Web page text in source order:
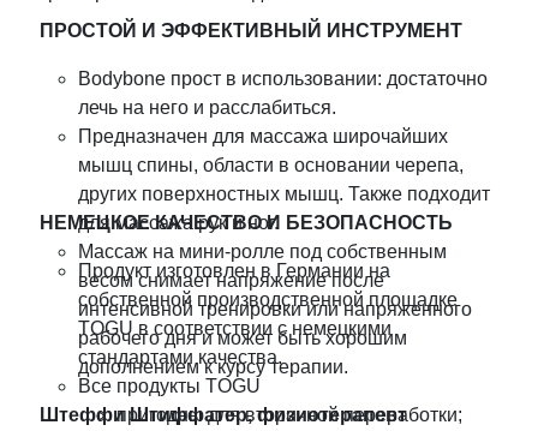
ПРОСТОЙ И ЭФФЕКТИВНЫЙ ИНСТРУМЕНТ
Bodybone прост в использовании: достаточно
лечь на него и расслабиться.
Предназначен для массажа широчайших
мышц спины, области в основании черепа,
других поверхностных мышц. Также подходит
для массажа рук и ног.
Массаж на мини-ролле под собственным
весом снимает напряжение после
интенсивной тренировки или напряженного
рабочего дня и может быть хорошим
дополнением к курсу терапии.
НЕМЕЦКОЕ КАЧЕСТВО И БЕЗОПАСНОСТЬ
Продукт изготовлен в Германии на
собственной производственной площадке
TOGU в соответствии с немецкими
стандартами качества.
Все продукты TOGU
пригодны для вторичной переработки;
Штеффи Штиффатер, физиотерапевт